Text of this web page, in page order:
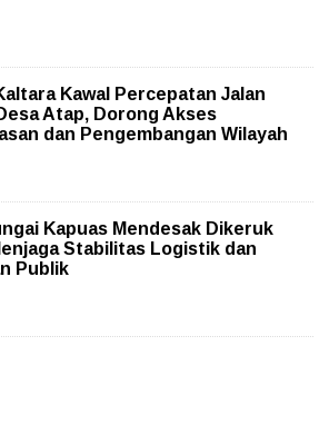
Kawal Percepatan Jalan
Atap, Dorong Akses
dan Pengembangan Wilayah
Kapuas Mendesak Dikeruk
Stabilitas Logistik dan
Publik